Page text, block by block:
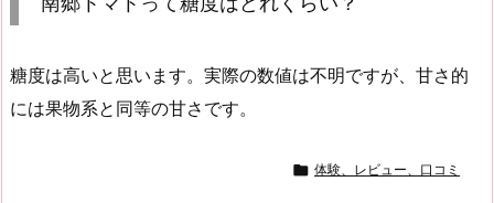
糖度は高いと思います。実際の数値は不明ですが、甘さ的
には果物系と同等の甘さです。
 体験、レビュー、口コミ